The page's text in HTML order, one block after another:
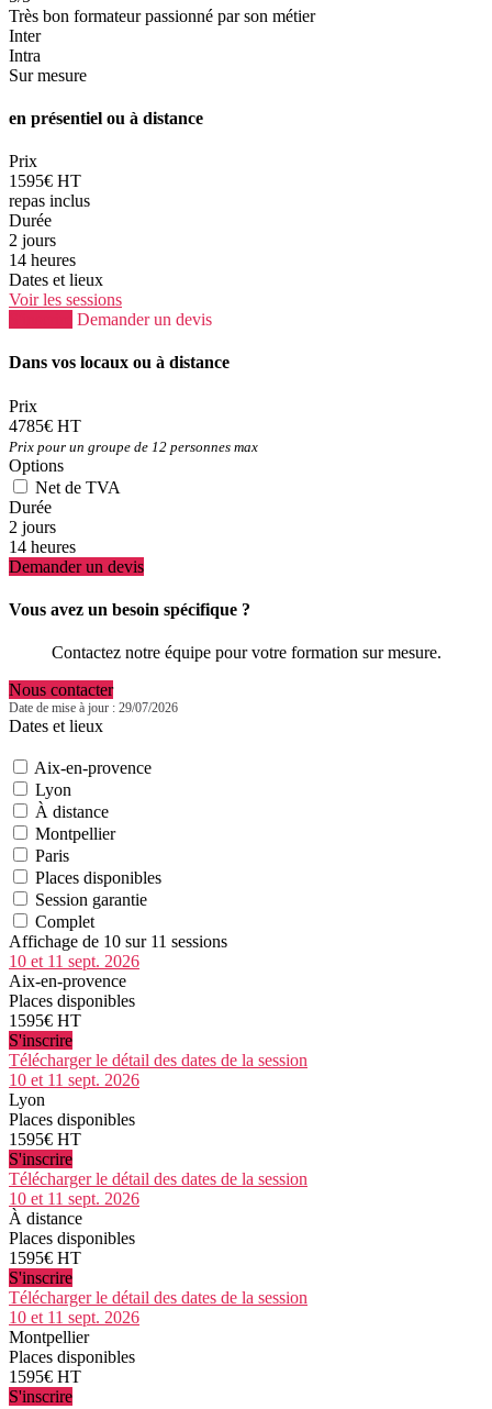
Très bon formateur passionné par son métier
Inter
Intra
Sur mesure
en présentiel ou à distance
Prix
1595€ HT
repas inclus
Durée
2 jours
14 heures
Dates et lieux
Voir les sessions
Demander un devis
Dans vos locaux ou à distance
Prix
4785€ HT
Prix pour un groupe de 12 personnes max
Options
Net de TVA
Durée
2 jours
14 heures
Demander un devis
Vous avez un besoin spécifique ?
Contactez notre équipe pour votre formation sur mesure.
Nous contacter
Date de mise à jour : 29/07/2026
Dates et lieux
Aix-en-provence
Lyon
À distance
Montpellier
Paris
Places disponibles
Session garantie
Complet
Affichage de 10 sur 11 sessions
10 et 11 sept. 2026
Aix-en-provence
Places disponibles
1595€ HT
S'inscrire
Télécharger le détail des dates de la session
10 et 11 sept. 2026
Lyon
Places disponibles
1595€ HT
S'inscrire
Télécharger le détail des dates de la session
10 et 11 sept. 2026
À distance
Places disponibles
1595€ HT
S'inscrire
Télécharger le détail des dates de la session
10 et 11 sept. 2026
Montpellier
Places disponibles
1595€ HT
S'inscrire